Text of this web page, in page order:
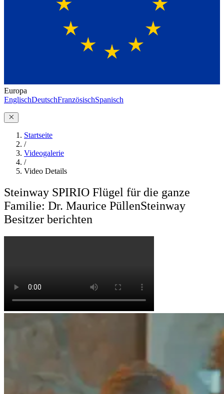
Europa
EnglischDeutschFranzösischSpanisch
Startseite
/
Videogalerie
/
Video Details
Steinway SPIRIO Flügel für die ganze
Familie: Dr. Maurice PüllenSteinway
Besitzer berichten